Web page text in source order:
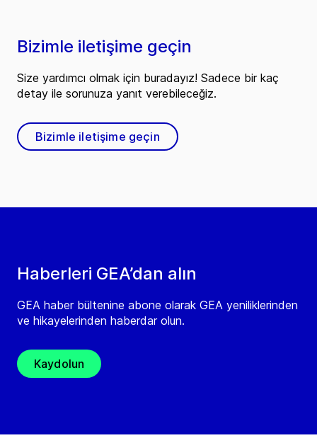
Haberleri GEA’dan alın
GEA haber bültenine abone olarak GEA yeniliklerinden
ve hikayelerinden haberdar olun.
Kaydolun
Bizimle iletişime geçin
Size yardımcı olmak için buradayız! Sadece bir kaç
detay ile sorunuza yanıt verebileceğiz.
Bizimle iletişime geçin